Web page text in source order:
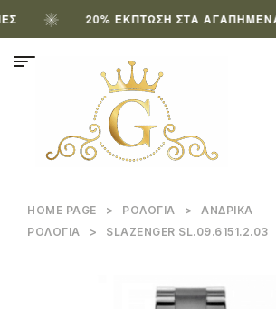
20% ΈΚΠΤΩΣΗ ΣΤΑ ΑΓΑΠΗΜΈΝΑ
HOME PAGE > ΡΟΛΌΓΙΑ >
ΑΝΔΡΙΚΆ
ΡΟΛΌΓΙΑ
> SLAZENGER SL.09.6151.2.03